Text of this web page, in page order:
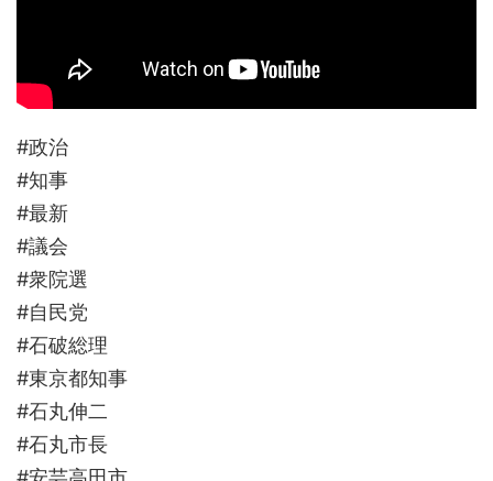
#政治
#知事
#最新
#議会
#衆院選
#自民党
#石破総理
#東京都知事
#石丸伸二
#石丸市長